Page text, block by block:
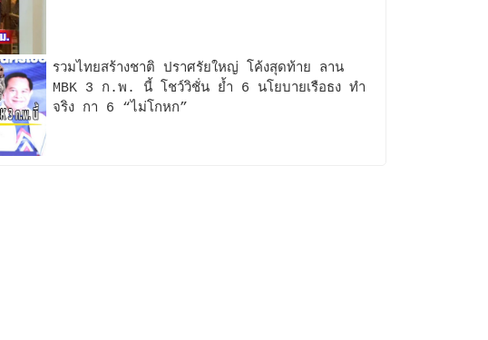
รวมไทยสร้างชาติ ปราศรัยใหญ่ โค้งสุดท้าย ลาน
MBK 3 ก.พ. นี้ โชว์วิชั่น ยํ้า 6 นโยบายเรือธง ทำ
จริง กา 6 “ไม่โกหก”